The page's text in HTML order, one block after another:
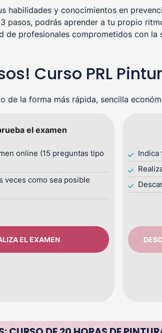
habilidades y conocimientos en
podrás aprender a tu propio
de profesionales comprometidos con la
Curso PRL
de la forma más rápida, sencilla
el examen
online (15 preguntas tipo
veces como sea posible
EL EXAMEN
Indica